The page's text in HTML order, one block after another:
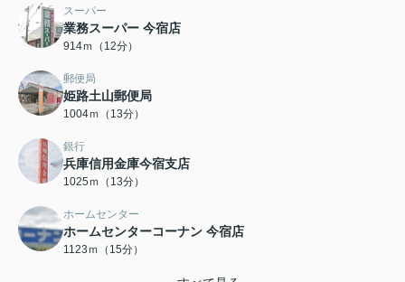
スーパー
業務スーパー 今宿店
914ｍ（12分）
郵便局
姫路土山郵便局
1004ｍ（13分）
銀行
兵庫信用金庫今宿支店
1025ｍ（13分）
ホームセンター
ホームセンターコーナン 今宿店
1123ｍ（15分）